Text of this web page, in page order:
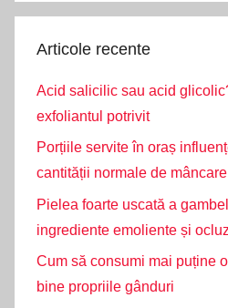
Articole recente
Acid salicilic sau acid
exfoliantul potrivit
Porțiile servite în oraș
cantității normale de mâncare
Pielea foarte uscată a
ingrediente emoliente și
Cum să consumi mai puține
bine propriile gânduri